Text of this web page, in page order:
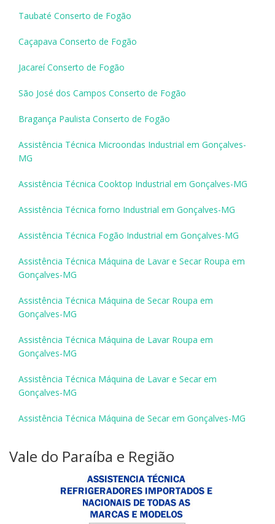
Taubaté Conserto de Fogão
Caçapava Conserto de Fogão
Jacareí Conserto de Fogão
São José dos Campos Conserto de Fogão
Bragança Paulista Conserto de Fogão
Assistência Técnica Microondas Industrial em Gonçalves-
MG
Assistência Técnica Cooktop Industrial em Gonçalves-MG
Assistência Técnica forno Industrial em Gonçalves-MG
Assistência Técnica Fogão Industrial em Gonçalves-MG
Assistência Técnica Máquina de Lavar e Secar Roupa em
Gonçalves-MG
Assistência Técnica Máquina de Secar Roupa em
Gonçalves-MG
Assistência Técnica Máquina de Lavar Roupa em
Gonçalves-MG
Assistência Técnica Máquina de Lavar e Secar em
Gonçalves-MG
Assistência Técnica Máquina de Secar em Gonçalves-MG
Vale do Paraíba e Região